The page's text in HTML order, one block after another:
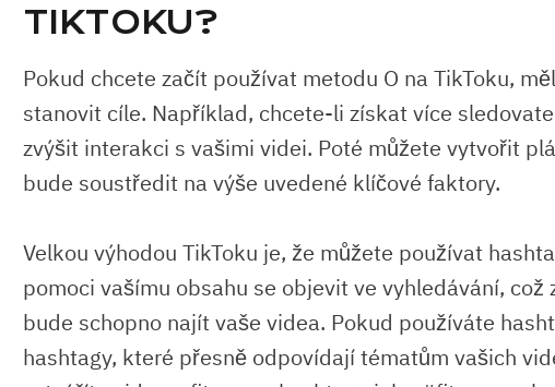
TIKTOKU?
Pokud chcete začít používat metodu O na TikToku,
stanovit cíle. Například, chcete-li získat více
zvýšit interakci s vašimi videi. Poté můžete vytvořit
bude soustředit na výše uvedené klíčové faktory.
Velkou výhodou TikToku je, že můžete používat
pomoci vašímu obsahu se objevit ve vyhledávání, což
bude schopno najít vaše videa. Pokud používáte
hashtagy, které přesně odpovídají tématům vašich